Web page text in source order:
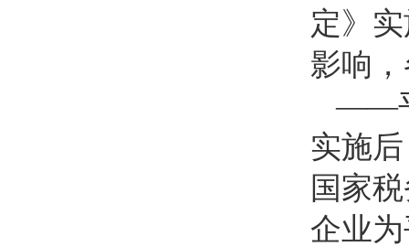
定》
影响
——
实施
国家
企业